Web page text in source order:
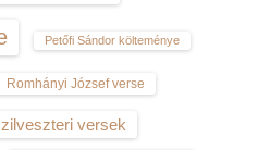
Petőfi Sándor költeménye
Romhányi József verse
versek